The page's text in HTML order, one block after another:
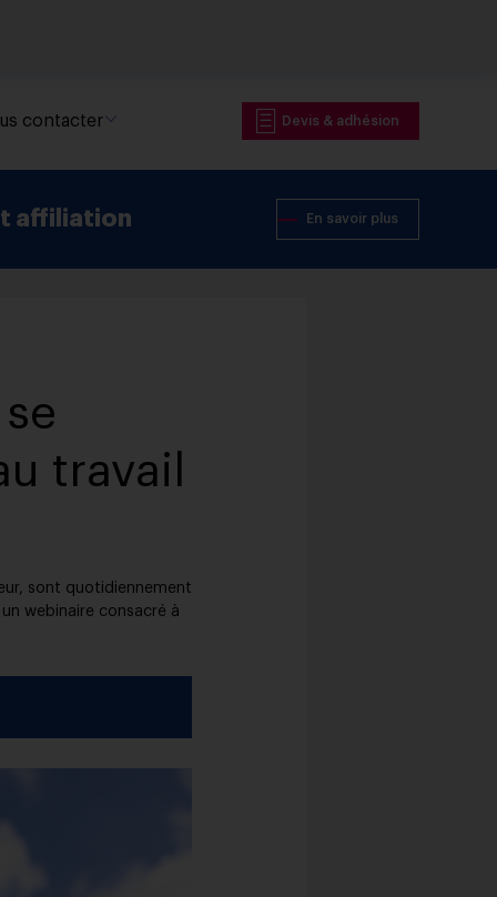
contacter Devis & adhésion
affiliation En savoir plus
travail
sont quotidiennement
webinaire consacré à